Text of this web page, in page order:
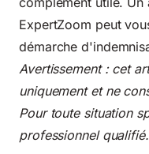
ExpertZoom peut
démarche
Avertissement : cet
uniquement et ne
Pour toute situation
professionnel qualifié.